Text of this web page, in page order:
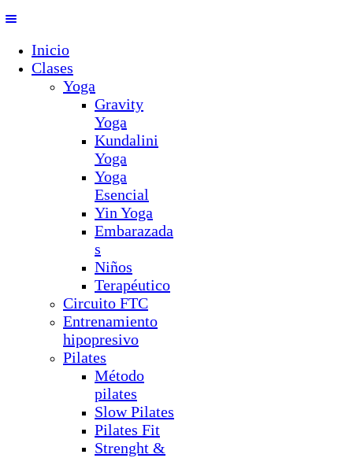
Inicio
Clases
Yoga
Gravity
Yoga
Kundalini
Yoga
Yoga
Esencial
Yin Yoga
Embarazada
s
Niños
Terapéutico
Circuito FTC
Entrenamiento
hipopresivo
Pilates
Método
pilates
Slow Pilates
Pilates Fit
Strenght &